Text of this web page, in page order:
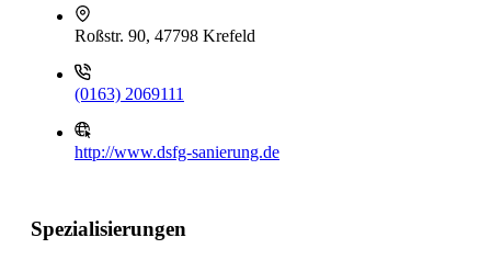
Roßstr. 90, 47798 Krefeld
(0163) 2069111
http://www.dsfg-sanierung.de
Spezialisierungen